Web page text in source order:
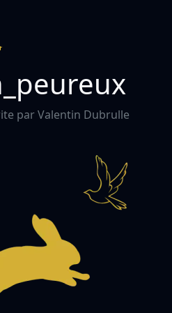
par Valentin Dubrulle